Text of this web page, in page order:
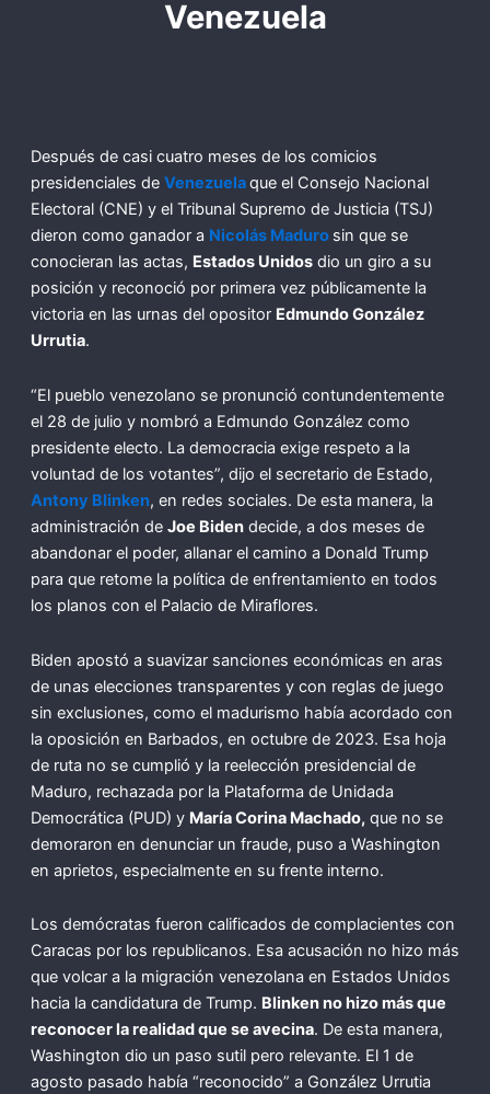
Venezuela
Después de casi cuatro meses de los comicios
presidenciales de Venezuelaque el Consejo Nacional
Electoral (CNE) y el Tribunal Supremo de Justicia (TSJ)
dieron como ganador a Nicolás Maduro sin que se
conocieran las actas, Estados Unidosdio un giro a su
posición y reconoció por primera vez públicamente la
victoria en las urnas del opositor Edmundo González
Urrutia.
“El pueblo venezolano se pronunció contundentemente
el 28 de julio y nombró a Edmundo González como
presidente electo. La democracia exige respeto a la
voluntad de los votantes”, dijo el secretario de Estado,
Antony Blinken, en redes sociales. De esta manera, la
administración de Joe Bidendecide, a dos meses de
abandonar el poder, allanar el camino a Donald Trump
para que retome la política de enfrentamiento en todos
los planos con el Palacio de Miraflores.
Biden apostó a suavizar sanciones económicas en aras
de unas elecciones transparentes y con reglas de juego
sin exclusiones, como el madurismo había acordado con
la oposición en Barbados, en octubre de 2023. Esa hoja
de ruta no se cumplió y la reelección presidencial de
Maduro, rechazada por la Plataforma de Unidada
Democrática (PUD) y María Corina Machado, que no se
demoraron en denunciar un fraude, puso a Washington
en aprietos, especialmente en su frente interno.
Los demócratas fueron calificados de complacientes con
Caracas por los republicanos. Esa acusación no hizo más
que volcar a la migración venezolana en Estados Unidos
hacia la candidatura de Trump. Blinken no hizo más que
reconocer la realidad que se avecina. De esta manera,
Washington dio un paso sutil pero relevante. El 1 de
agosto pasado había “reconocido” a González Urrutia